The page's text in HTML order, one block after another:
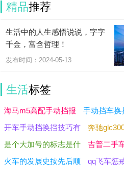
精品推荐
生活中的人生感悟说说，字字
千金，富含哲理！
发布时间：2024-05-13
生活标签
海马m5高配手动挡报
手动挡车换
开车手动挡换挡技巧有
奔驰
是个大加号的标志是什
吉普二手
火车的发展史按先后顺
qq飞车惩